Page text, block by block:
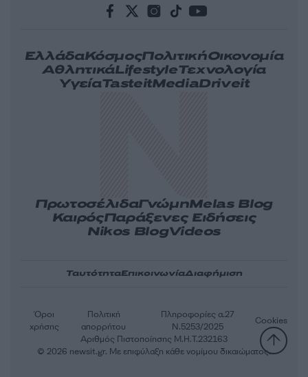
ΕλλάδαΚόσμοςΠολιτικήΟικονομία
ΑθλητικάLifestyleΤεχνολογία
ΥγείαTasteitMediaDriveit
ΠρωτοσέλιδαΓνώμηMelas Blog
ΚαιρόςΠαράξενες Ειδήσεις
Nikos BlogVideos
ΤαυτότηταΕπικοινωνίαΔιαφήμιση
Αριθμός Πιστοποίησης Μ.Η.Τ.232163
Όροι
χρήσης
Πολιτική
απορρήτου
Πληροφορίες α.27
Ν.5253/2025
Cookies
© 2026 newsit.gr. Με επιφύλαξη κάθε νομίμου δικαιώματος.